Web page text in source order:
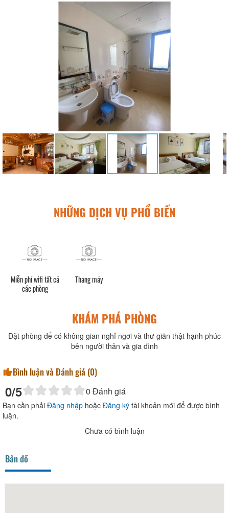
NHỮNG DỊCH VỤ PHỔ BIẾN
Miễn phí wifi tất cả
các phòng
Thang máy
KHÁM PHÁ PHÒNG
Đặt phòng để có không gian nghỉ ngơi và thư giãn thật hạnh phúc
bên người thân và gia đình
Bình luận và Đánh giá (0)
0/5 0 Đánh giá
Bạn cần phải Đăng nhập hoặc Đăng ký tài khoản mới để được bình
luận.
Chưa có bình luận
Bản đồ